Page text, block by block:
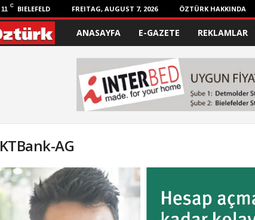
11 C BIELEFELD FREITAG, AUGUST 7, 2026 ÖZTÜRK HAKKINDA
ANASAYFA E-GAZETE REKLAMLAR
KTBank-AG